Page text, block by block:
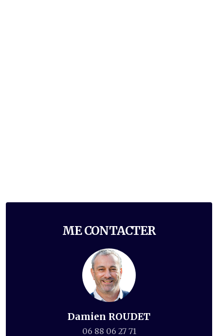
ME CONTACTER
Damien ROUDET
06 88 06 27 71